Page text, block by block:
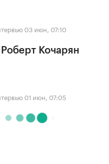
03 июн, 07:10
Кочарян
01 июн, 07:05